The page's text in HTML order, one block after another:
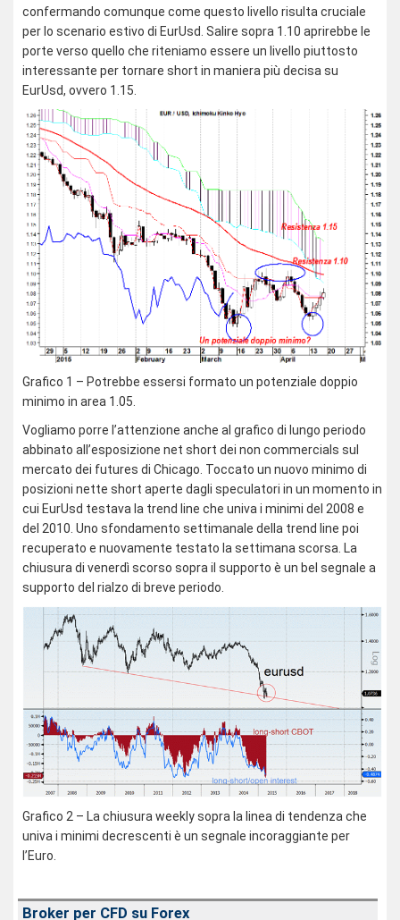
confermando comunque come questo livello risulta cruciale
per lo scenario estivo di EurUsd. Salire sopra 1.10 aprirebbe le
porte verso quello che riteniamo essere un livello piuttosto
interessante per tornare short in maniera più decisa su
EurUsd, ovvero 1.15.
Grafico 1 – Potrebbe essersi formato un potenziale doppio
minimo in area 1.05.
Vogliamo porre l’attenzione anche al grafico di lungo periodo
abbinato all’esposizione net short dei non commercials sul
mercato dei futures di Chicago. Toccato un nuovo minimo di
posizioni nette short aperte dagli speculatori in un momento in
cui EurUsd testava la trend line che univa i minimi del 2008 e
del 2010. Uno sfondamento settimanale della trend line poi
recuperato e nuovamente testato la settimana scorsa. La
chiusura di venerdì scorso sopra il supporto è un bel segnale a
supporto del rialzo di breve periodo.
Grafico 2 – La chiusura weekly sopra la linea di tendenza che
univa i minimi decrescenti è un segnale incoraggiante per
l’Euro.
Broker per CFD su Forex